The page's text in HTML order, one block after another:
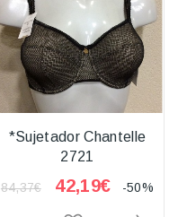
*Sujetador Chantelle
2721
84,37€ 42,19€ -50%